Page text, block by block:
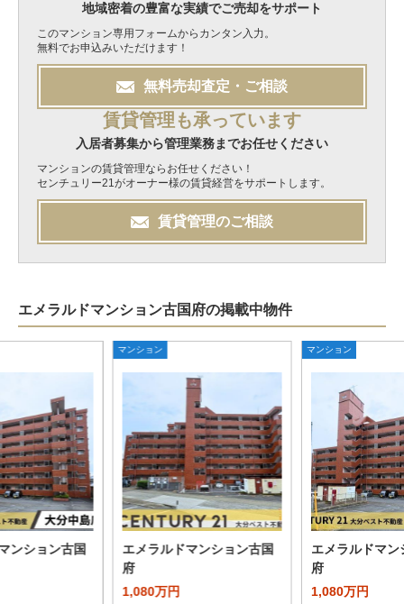
地域密着の豊富な実績でご売却をサポート
このマンション専用フォームからカンタン入力。
無料でお申込みいただけます！
無料売却査定・ご相談
賃貸管理も承っています
入居者募集から管理業務までお任せください
マンションの賃貸管理ならお任せください！
センチュリー21がオーナー様の賃貸経営をサポートします。
賃貸管理のご相談
エメラルドマンション古国府の掲載中物件
ンション古国
マンション
エメラルドマンション古国
府
1,080万円
マンション
エメラルドマン
府
1,080万円